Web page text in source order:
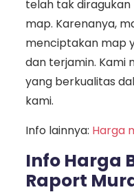
telah tak
map. Karenanya,
menciptakan map
dan terjamin. Kami
yang berkualitas
kami.
Info lainnya: Harga
Info Harga
Raport